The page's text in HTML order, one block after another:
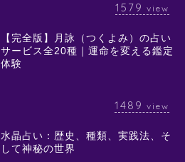
1579 view
【完全版】月詠（つくよみ）の占い
サービス全20種｜運命を変える鑑定
体験
1489 view
水晶占い：歴史、種類、実践法、そ
して神秘の世界